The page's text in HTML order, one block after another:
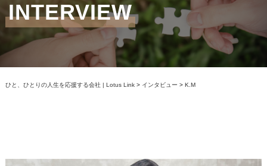
INTERVIEW
ひと、ひとりの人生を応援する会社 | Lotus Link> インタビュー > K.M